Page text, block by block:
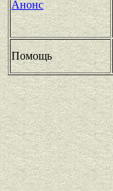
Анонс
Помощь